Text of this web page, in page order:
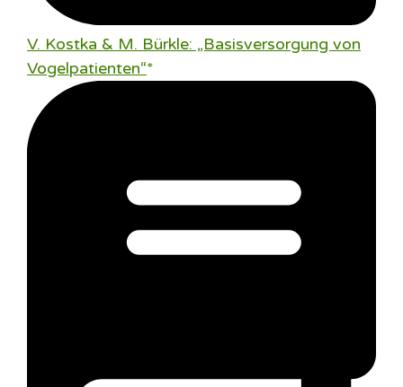
V. Kostka & M. Bürkle: „Basisversorgung von
Vogelpatienten“